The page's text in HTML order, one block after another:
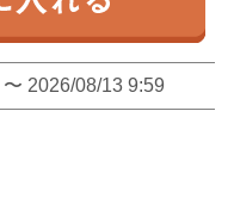
〜 2026/08/13 9:59